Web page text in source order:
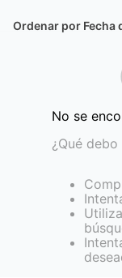
Ordenar por Fecha
No se
¿Qué debo